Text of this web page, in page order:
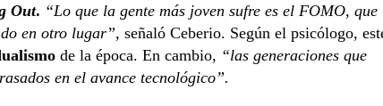
Out. “Lo que la gente más joven sufre es el FOMO, que
en otro lugar”, señaló Ceberio. Según el psicólogo,
de la época. En cambio, “las generaciones que
en el avance tecnológico”.